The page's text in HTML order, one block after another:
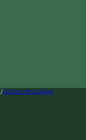
Gestion des cookies